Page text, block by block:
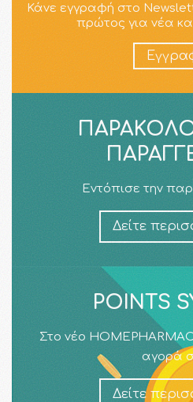
Κάνε εγγραφή στο
πρώτος για νέα
Εντόπισε την
Δείτε
POINTS
Στο νέο
αγορά
Δείτε